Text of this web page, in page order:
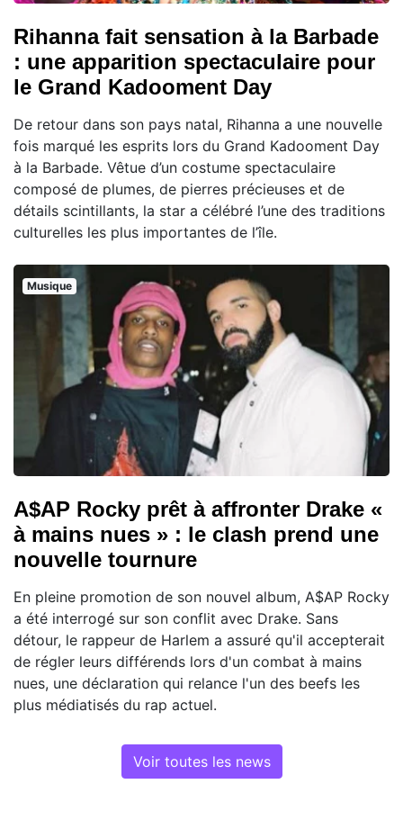
Rihanna fait sensation à la Barbade
: une apparition spectaculaire pour
le Grand Kadooment Day
De retour dans son pays natal, Rihanna a une nouvelle
fois marqué les esprits lors du Grand Kadooment Day
à la Barbade. Vêtue d’un costume spectaculaire
composé de plumes, de pierres précieuses et de
détails scintillants, la star a célébré l’une des traditions
culturelles les plus importantes de l’île.
Musique
A$AP Rocky prêt à affronter Drake «
à mains nues » : le clash prend une
nouvelle tournure
En pleine promotion de son nouvel album, A$AP Rocky
a été interrogé sur son conflit avec Drake. Sans
détour, le rappeur de Harlem a assuré qu'il accepterait
de régler leurs différends lors d'un combat à mains
nues, une déclaration qui relance l'un des beefs les
plus médiatisés du rap actuel.
Voir toutes les news